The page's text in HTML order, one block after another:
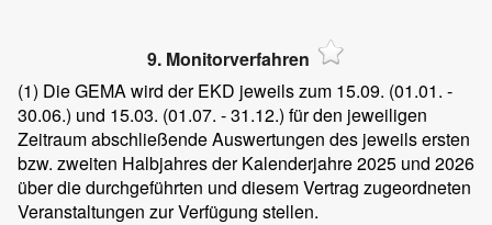
9. Monitorverfahren
(1) Die GEMA wird der EKD jeweils zum 15.09. (01.01. -
30.06.) und 15.03. (01.07. - 31.12.) für den jeweiligen
Zeitraum abschließende Auswertungen des jeweils ersten
bzw. zweiten Halbjahres der Kalenderjahre 2025 und 2026
über die durchgeführten und diesem Vertrag zugeordneten
Veranstaltungen zur Verfügung stellen.